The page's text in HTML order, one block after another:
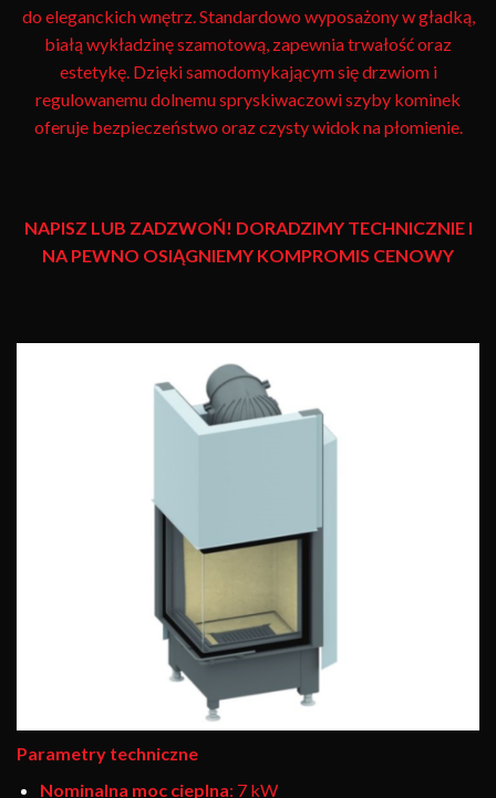
do eleganckich wnętrz. Standardowo wyposażony w gładką,
białą wykładzinę szamotową, zapewnia trwałość oraz
estetykę. Dzięki samodomykającym się drzwiom i
regulowanemu dolnemu spryskiwaczowi szyby kominek
oferuje bezpieczeństwo oraz czysty widok na płomienie.
NAPISZ LUB ZADZWOŃ! DORADZIMY TECHNICZNIE I
NA PEWNO OSIĄGNIEMY KOMPROMIS CENOWY
Parametry techniczne
Nominalna moc cieplna: 7 kW